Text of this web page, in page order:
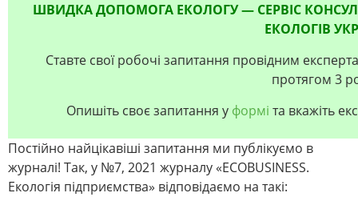
ШВИДКА ДОПОМОГА ЕКОЛОГУ — СЕРВІС
ЕКОЛОГІВ
Ставте свої робочі запитання провідним
протягом 3
Опишіть своє запитання у формі та вкажіть
Постійно найцікавіші запитання ми публікуємо в
журналі! Так, у №7, 2021 журналу «ECOBUSINESS.
Екологія підприємства» відповідаємо на такі: